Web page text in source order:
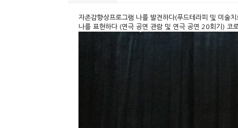
자존감향상프로그램 나를 발견하다(푸드테라피 및 미술
나를 표현하다 (연극 공연 관람 및 연극 공연 20회기) 코